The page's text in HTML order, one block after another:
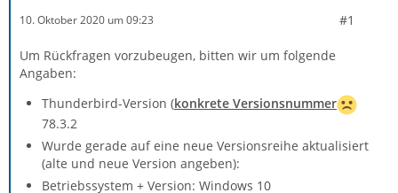
10. Oktober 2020 um 09:23 #1
Um Rückfragen vorzubeugen, bitten wir um folgende
Angaben:
Thunderbird-Version (konkrete Versionsnummer
78.3.2
Wurde gerade auf eine neue Versionsreihe aktualisiert
(alte und neue Version angeben):
Betriebssystem + Version: Windows 10